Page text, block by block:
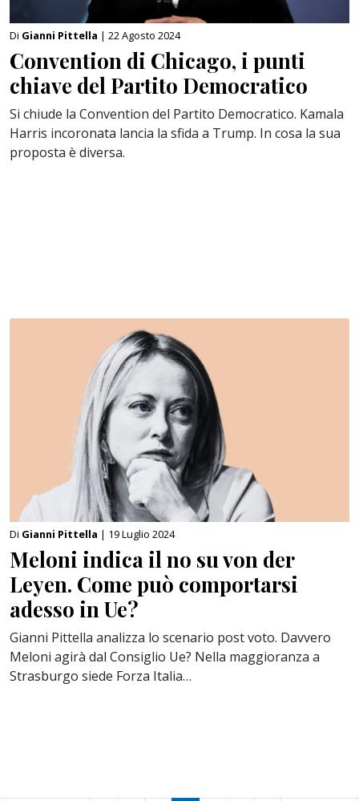
Di Gianni Pittella | 22 Agosto 2024
Convention di Chicago, i punti
chiave del Partito Democratico
Si chiude la Convention del Partito Democratico. Kamala
Harris incoronata lancia la sfida a Trump. In cosa la sua
proposta è diversa.
Di Gianni Pittella | 19 Luglio 2024
Meloni indica il no su von der
Leyen. Come può comportarsi
adesso in Ue?
Gianni Pittella analizza lo scenario post voto. Davvero
Meloni agirà dal Consiglio Ue? Nella maggioranza a
Strasburgo siede Forza Italia…